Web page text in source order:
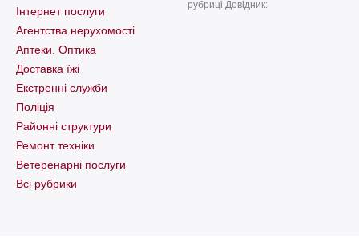
Інтернет послуги
Агентства нерухомості
Аптеки. Оптика
Доставка їжі
Екстренні служби
Поліція
Районні структури
Ремонт техніки
Ветеренарні послуги
Всі рубрики
рубриці Довідник: